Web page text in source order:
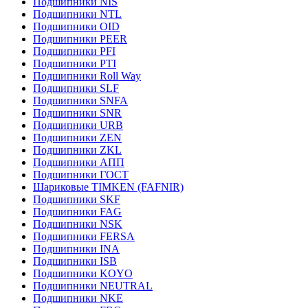
Подшипники NTL
Подшипники OID
Подшипники PEER
Подшипники PFI
Подшипники PTI
Подшипники Roll Way
Подшипники SLF
Подшипники SNFA
Подшипники SNR
Подшипники URB
Подшипники ZEN
Подшипники ZKL
Подшипники АПП
Подшипники ГОСТ
Шариковые ТІMKEN (FAFNIR)
Подшипники SKF
Подшипники FAG
Подшипники NSK
Подшипники FERSA
Подшипники INA
Подшипники ISB
Подшипники KOYO
Подшипники NEUTRAL
Подшипники NKE